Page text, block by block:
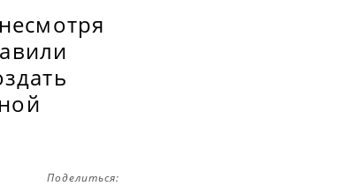
Поделиться: